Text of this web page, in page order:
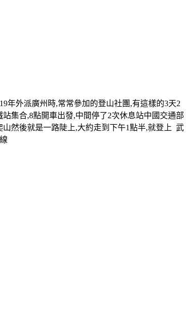
年外派廣州時,常常參加的登山社團,有這樣的3天2
集合,8點開車出發,中間停了2次休息站中國交通部
然後就是一路陡上,大約走到下午1點半,就登上 武